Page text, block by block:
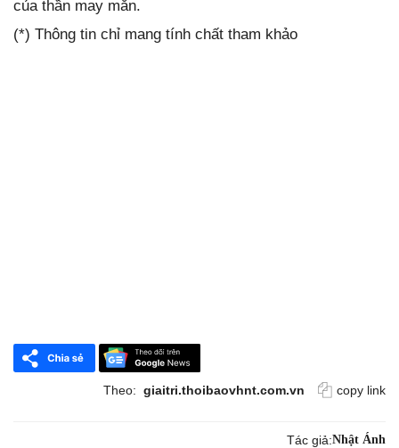
của thần may mắn.
(*) Thông tin chỉ mang tính chất tham khảo
Theo: giaitri.thoibaovhnt.com.vn copy link
Tác giả:Nhật Ánh